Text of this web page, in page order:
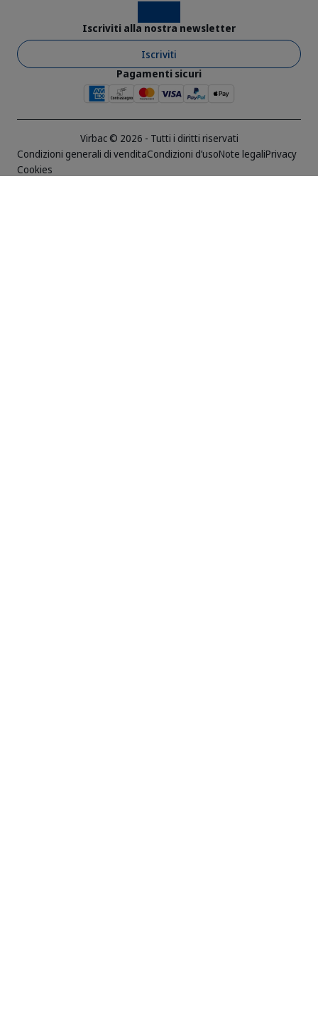
Virbac © 2026 - Tutti i diritti riservati
Condizioni generali di venditaCondizioni d’usoNote legaliPrivacy
Cookies
Iscriviti alla nostra newsletter
Iscriviti
Pagamenti sicuri